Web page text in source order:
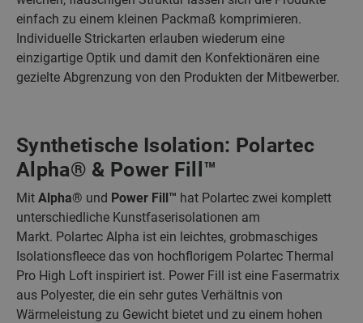
einfach zu einem kleinen Packmaß komprimieren.
Individuelle Strickarten erlauben wiederum eine
einzigartige Optik und damit den Konfektionären eine
gezielte Abgrenzung von den Produkten der Mitbewerber.
Synthetische Isolation: Polartec
Alpha® & Power Fill™
Mit Alpha® und Power Fill™ hat Polartec zwei komplett
unterschiedliche Kunstfaserisolationen am
Markt. Polartec Alpha ist ein leichtes, grobmaschiges
Isolationsfleece das von hochflorigem Polartec Thermal
Pro High Loft inspiriert ist. Power Fill ist eine Fasermatrix
aus Polyester, die ein sehr gutes Verhältnis von
Wärmeleistung zu Gewicht bietet und zu einem hohen